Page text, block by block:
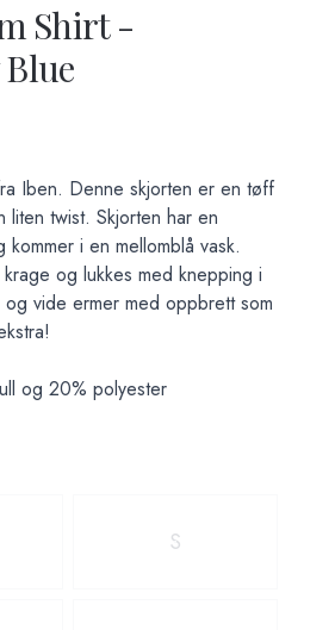
Shirt -
Iben. Denne skjorten er en tøff
liten twist. Skjorten har en
i en mellomblå vask.
krage og lukkes med knepping i
vide ermer med oppbrett som
og 20% polyester
S